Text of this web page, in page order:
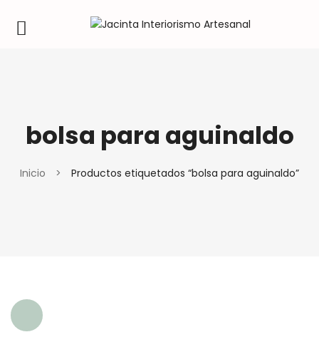
bolsa para aguinaldo
Inicio > Productos etiquetados “bolsa para aguinaldo”